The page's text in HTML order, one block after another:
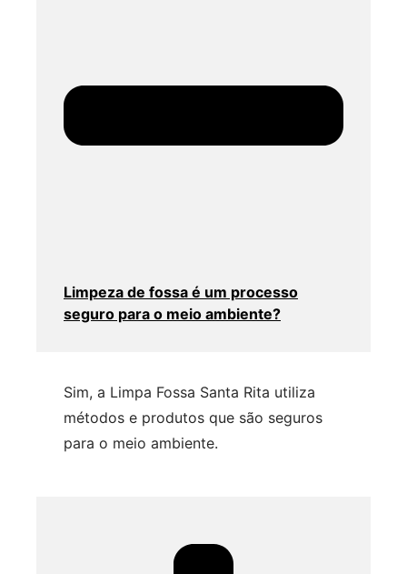
Limpeza de fossa é um processo
seguro para o meio ambiente?
Sim, a Limpa Fossa Santa Rita utiliza
métodos e produtos que são seguros
para o meio ambiente.